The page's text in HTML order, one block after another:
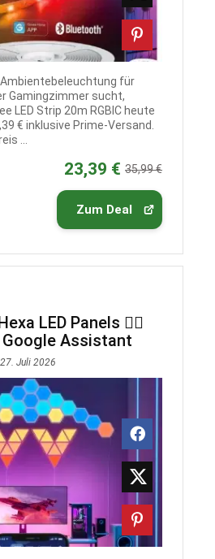
für
Gamingzimmer sucht,
LED Strip 20m RGBIC heute
€ inklusive Prime-Versand.
...
23,39 € 35,99 €
Zum Deal
LED Panels 🏳️‍🌈
Google Assistant
27. Juli 2026